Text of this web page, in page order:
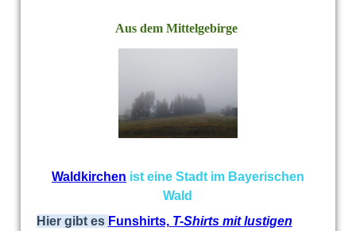
Aus dem Mittelgebirge
Waldkirchen ist eine Stadt im Bayerischen
Wald
Hier gibt es Funshirts, T-Shirts mit lustigen